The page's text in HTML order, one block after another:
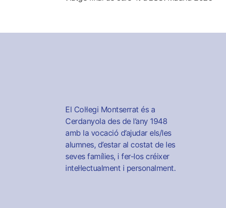
El Col·legi Montserrat és a
Cerdanyola des de l’any 1948
amb la vocació d’ajudar els/les
alumnes, d’estar al costat de les
seves famílies, i fer-los créixer
intel·lectualment i personalment.